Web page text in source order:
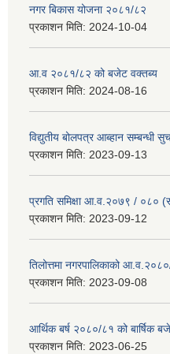
नगर बिकास योजना २०८१/८२
प्रकाशन मिति: 2024-10-04
आ.व २०८१/८२ को बजेट वक्तब्य
प्रकाशन मिति: 2024-08-16
विद्युतीय बोलपत्र आब्हान सम्बन्धी
प्रकाशन मिति: 2023-09-13
प्रगति समिक्षा आ.व.२०७९ / ०८०
प्रकाशन मिति: 2023-09-12
तिलोत्तमा नगरपालिकाको
प्रकाशन मिति: 2023-09-08
आर्थिक बर्ष २०८०/८१ को बार्षिक
प्रकाशन मिति: 2023-06-25